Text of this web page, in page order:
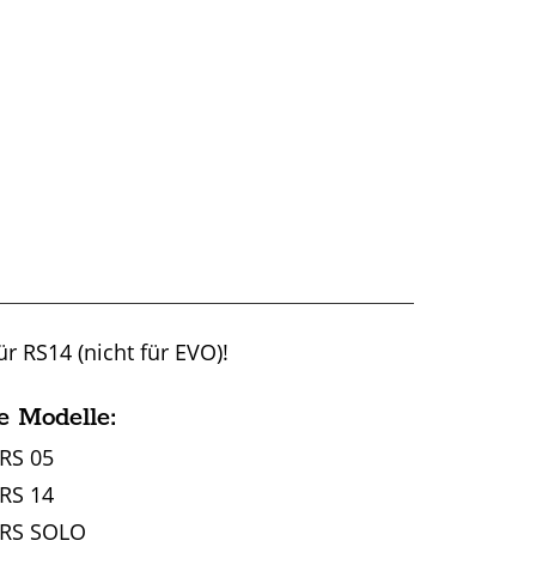
RS14 (nicht für EVO)!
Modelle:
05
14
SOLO